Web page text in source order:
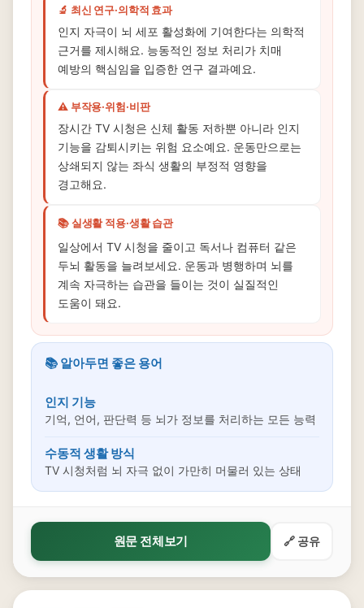
🔬 최신 연구·의학적 효과
인지 자극이 뇌 세포 활성화에 기여한다는 의학적
근거를 제시해요. 능동적인 정보 처리가 치매
예방의 핵심임을 입증한 연구 결과예요.
⚠️ 부작용·위험·비판
장시간 TV 시청은 신체 활동 저하뿐 아니라 인지
기능을 감퇴시키는 위험 요소예요. 운동만으로는
상쇄되지 않는 좌식 생활의 부정적 영향을
경고해요.
📚 실생활 적용·생활 습관
일상에서 TV 시청을 줄이고 독서나 컴퓨터 같은
두뇌 활동을 늘려보세요. 운동과 병행하며 뇌를
계속 자극하는 습관을 들이는 것이 실질적인
도움이 돼요.
📚 알아두면 좋은 용어
인지 기능
기억, 언어, 판단력 등 뇌가 정보를 처리하는 모든 능력
수동적 생활 방식
TV 시청처럼 뇌 자극 없이 가만히 머물러 있는 상태
원문 전체보기 🔗 공유